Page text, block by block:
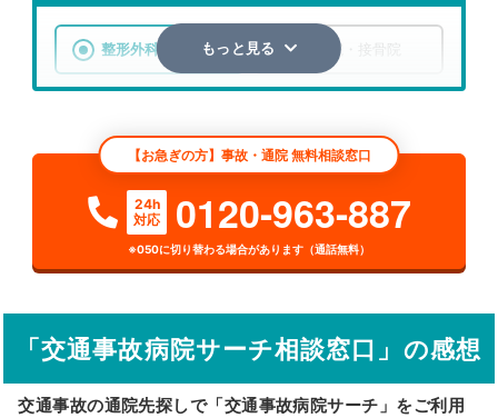
整形外科 整骨院・接骨院
検索する
詳細条件で絞り込む
その他の検索方法
駅から探す 院名から探す
もっと見る
【お急ぎの方】事故・通院 無料相談窓口
24h
対応
0120-963-887
※050に切り替わる場合があります（通話無料）
「交通事故病院サーチ相談窓口」の感想
交通事故の通院先探しで「交通事故病院サーチ」をご利用